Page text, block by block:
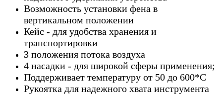
Возможность установки фена в
вертикальном положении
Кейс - для удобства хранения и
транспортировки
3 положения потока воздуха
4 насадки - для широкой сферы применения;
Поддерживает температуру от 50 до 600*С
Рукоятка для надежного хвата инструмента